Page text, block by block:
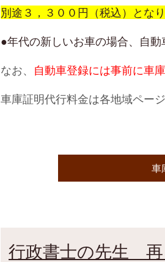
別途３，３００円（税込）となり
●年代の新しいお車の場合、自動
なお、 自動車登録には事前に車
車庫証明代行料金は各地域ペー
車
行政書士の先生 再